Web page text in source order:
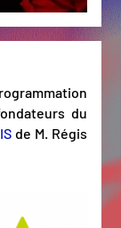
du
de M. Régis